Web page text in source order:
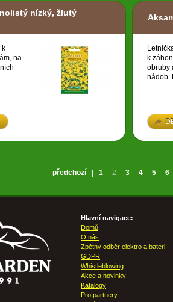
nízký, žlutý
k
na
k
obruby
nádob.
předchozí 1 2 3 4 5 6
Hlavní navigace:
Domů
O nás
Zpětný odběr elektro a baterií
GDPR
Whistleblowing
Akce a novinky
Katalogy
Pro partnery